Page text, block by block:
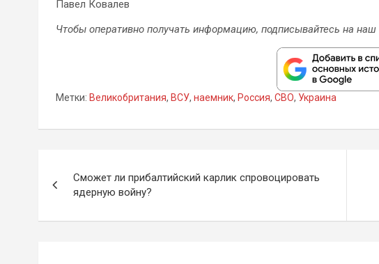
Павел Ковалев
Чтобы оперативно получать информацию, подписывайтесь на наш
Метки: Великобритания, ВСУ, наемник, Россия, СВО, Украина
по
записям
Сможет ли прибалтийский карлик спровоцировать
ядерную войну?